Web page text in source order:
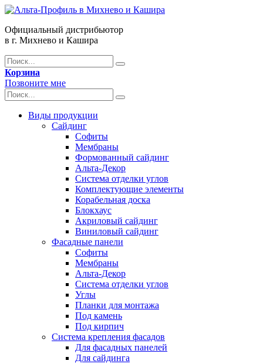
Официальный дистрибьютор
в г. Михнево и Кашира
Корзина
Позвоните мне
Виды продукции
Сайдинг
Софиты
Мембраны
Формованный сайдинг
Альта-Декор
Система отделки углов
Комплектующие элементы
Корабельная доска
Блокхаус
Акриловый сайдинг
Виниловый сайдинг
Фасадные панели
Софиты
Мембраны
Альта-Декор
Система отделки углов
Углы
Планки для монтажа
Под камень
Под кирпич
Система крепления фасадов
Для фасадных панелей
Для сайдинга